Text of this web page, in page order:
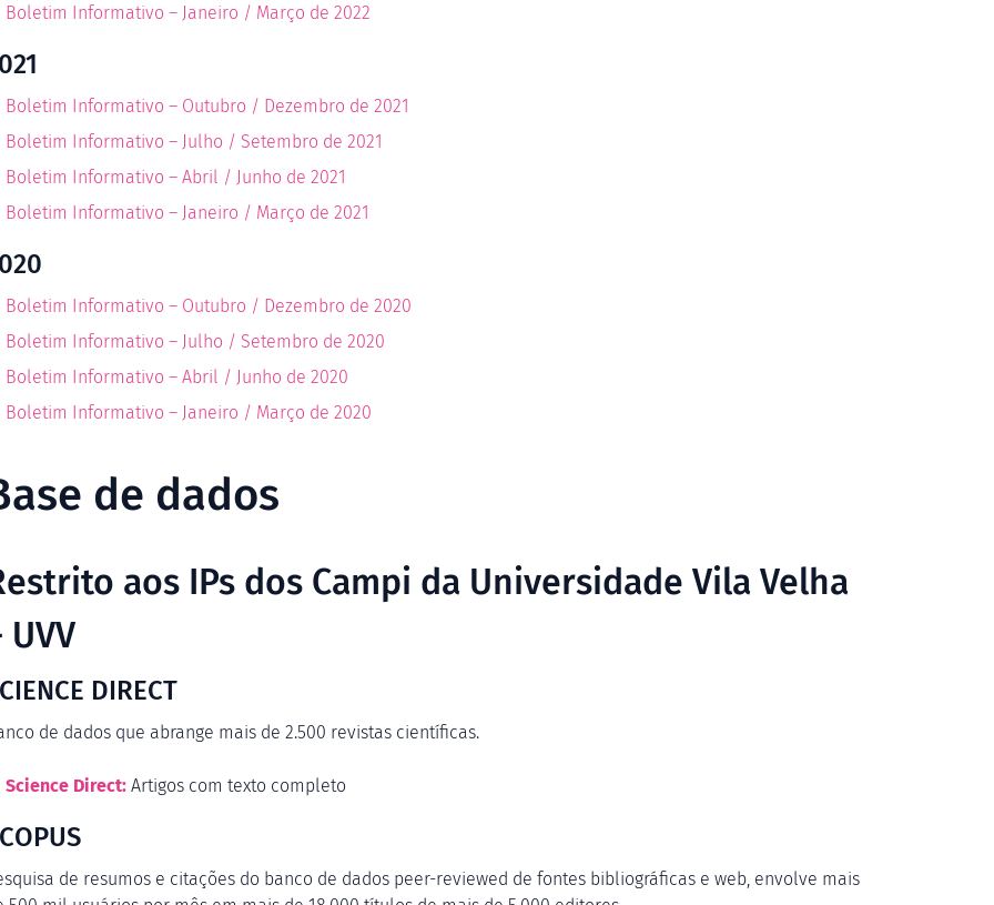
Boletim Informativo – Janeiro / Março de 2022
Boletim Informativo – Outubro / Dezembro de 2021
Boletim Informativo – Julho / Setembro de 2021
Boletim Informativo – Abril / Junho de 2021
Boletim Informativo – Janeiro / Março de 2021
Boletim Informativo – Outubro / Dezembro de 2020
Boletim Informativo – Julho / Setembro de 2020
Boletim Informativo – Abril / Junho de 2020
Boletim Informativo – Janeiro / Março de 2020
de dados
aos IPs dos Campi da Universidade Vila Velha
UVV
DIRECT
de dados que abrange mais de 2.500 revistas científicas.
Science Direct: Artigos com texto completo
de resumos e citações do banco de dados peer-reviewed de fontes bibliográficas e web, envolve mais